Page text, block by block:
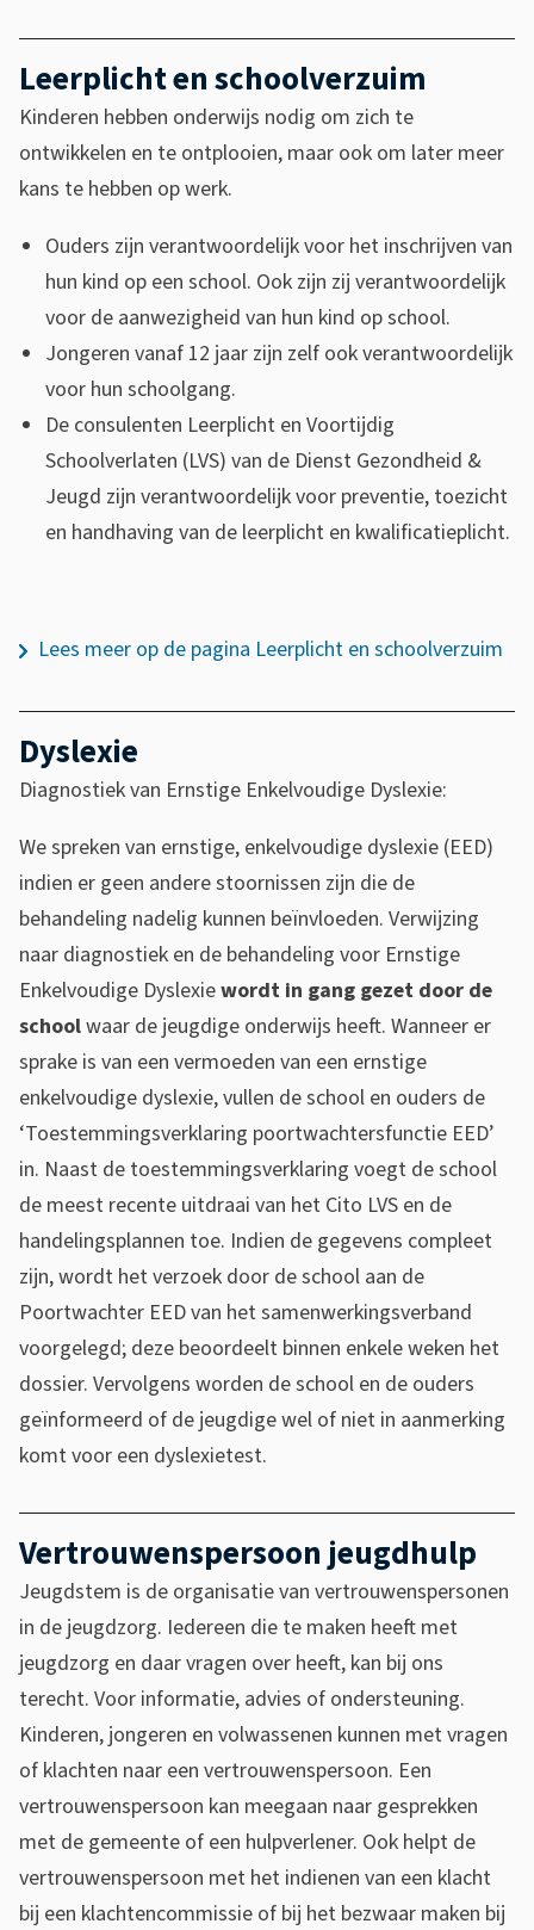
t
e
r
n
)
Leerplicht en schoolverzuim
Kinderen hebben onderwijs nodig om zich te
ontwikkelen en te ontplooien, maar ook om later meer
kans te hebben op werk.
Ouders zijn verantwoordelijk voor het inschrijven van
hun kind op een school. Ook zijn zij verantwoordelijk
voor de aanwezigheid van hun kind op school.
Jongeren vanaf 12 jaar zijn zelf ook verantwoordelijk
voor hun schoolgang.
De consulenten Leerplicht en Voortijdig
Schoolverlaten (LVS) van de Dienst Gezondheid &
Jeugd zijn verantwoordelijk voor preventie, toezicht
en handhaving van de leerplicht en kwalificatieplicht.
1
6
7
0
6
f
-
c
e
6
f
-
4
7
b
f
-
9
a
a
6
-
4
a
3
1
5
b
a
5
2
2
5
e
Lees meer op de pagina Leerplicht en schoolverzuim
Dyslexie
Diagnostiek van Ernstige Enkelvoudige Dyslexie:
We spreken van ernstige, enkelvoudige dyslexie (EED)
indien er geen andere stoornissen zijn die de
behandeling nadelig kunnen beïnvloeden. Verwijzing
naar diagnostiek en de behandeling voor Ernstige
Enkelvoudige Dyslexiewordt in gang gezet door de
schoolwaar de jeugdige onderwijs heeft. Wanneer er
sprake is van een vermoeden van een ernstige
enkelvoudige dyslexie, vullen de school en ouders de
‘Toestemmingsverklaring poortwachtersfunctie EED’
in. Naast de toestemmingsverklaring voegt de school
de meest recente uitdraai van het Cito LVS en de
handelingsplannen toe. Indien de gegevens compleet
zijn, wordt het verzoek door de school aan de
Poortwachter EED van het samenwerkingsverband
voorgelegd; deze beoordeelt binnen enkele weken het
dossier. Vervolgens worden de school en de ouders
geïnformeerd of de jeugdige wel of niet in aanmerking
komt voor een dyslexietest.
Vertrouwenspersoon jeugdhulp
Jeugdstem is de organisatie van vertrouwenspersonen
in de jeugdzorg. Iedereen die te maken heeft met
jeugdzorg en daar vragen over heeft, kan bij ons
terecht. Voor informatie, advies of ondersteuning.
Kinderen, jongeren en volwassenen kunnen met vragen
of klachten naar een vertrouwenspersoon. Een
vertrouwenspersoon kan meegaan naar gesprekken
met de gemeente of een hulpverlener. Ook helpt de
vertrouwenspersoon met het indienen van een klacht
bij een klachtencommissie of bij het bezwaar maken bij